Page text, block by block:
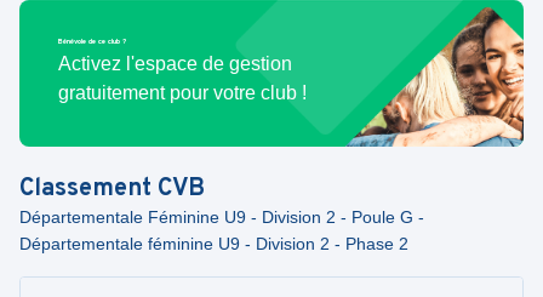
Bénévole de ce club ?
Activez l'espace de gestion
gratuitement pour votre club !
Classement CVB
Départementale Féminine U9 - Division 2 - Poule G -
Départementale féminine U9 - Division 2 - Phase 2